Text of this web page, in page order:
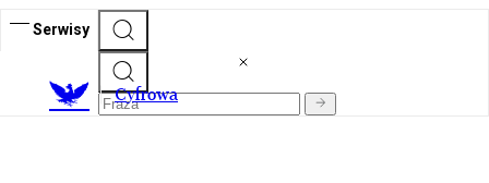
Serwisy
Cyfrowa